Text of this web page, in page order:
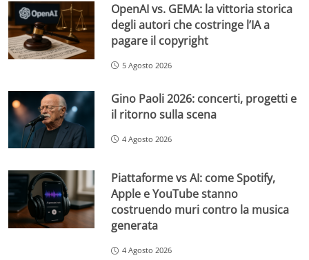
OpenAI vs. GEMA: la vittoria storica
degli autori che costringe l’IA a
pagare il copyright
5 Agosto 2026
Gino Paoli 2026: concerti, progetti e
il ritorno sulla scena
4 Agosto 2026
Piattaforme vs AI: come Spotify,
Apple e YouTube stanno
costruendo muri contro la musica
generata
4 Agosto 2026